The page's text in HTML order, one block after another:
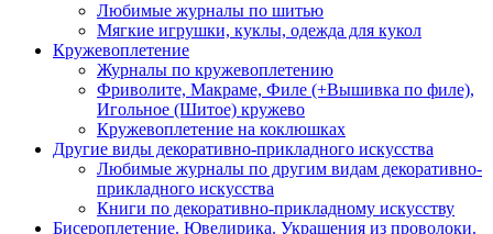
Любимые журналы по шитью
Мягкие игрушки, куклы, одежда для кукол
Кружевоплетение
Журналы по кружевоплетению
Фриволите, Макраме, Филе (+Вышивка по филе),
Игольное (Шитое) кружево
Кружевоплетение на коклюшках
Другие виды декоративно-прикладного искусства
Любимые журналы по другим видам декоративно-
прикладного искусства
Книги по декоративно-прикладному искусству
Бисероплетение. Ювелирика. Украшения из проволоки.